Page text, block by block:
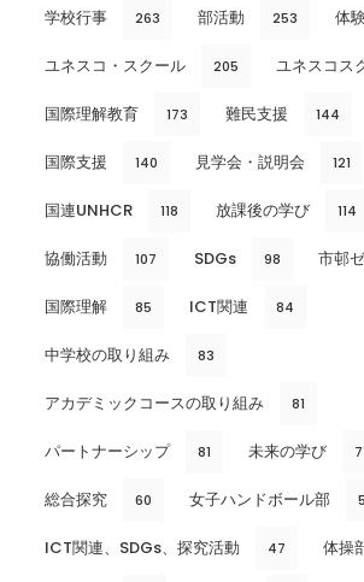
学校行事 263 部活動 253 体
ユネスコ・スクール 205 ユネスコス
国際理解教育 173 難民支援 144
国際支援 140 見学会・説明会 121
国連UNHCR 118 放課後の学び 114
協働活動 107 SDGs 98 市邨
国際理解 85 ICT関連 84
中学校の取り組み 83
アカデミックコースの取り組み 81
パートナーシップ 81 未来の学び
総合探究 60 女子ハンドボール部
ICT関連、SDGs、探究活動 47 体操